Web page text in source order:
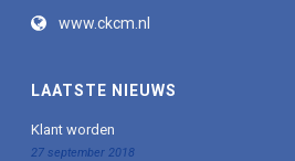
www.ckcm.nl
LAATSTE NIEUWS
Klant worden
27 september 2018